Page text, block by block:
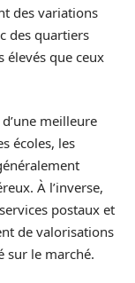
des variations
des quartiers
élevés que ceux
meilleure
écoles, les
À l’inverse,
postaux et
de valorisations
sur le marché.